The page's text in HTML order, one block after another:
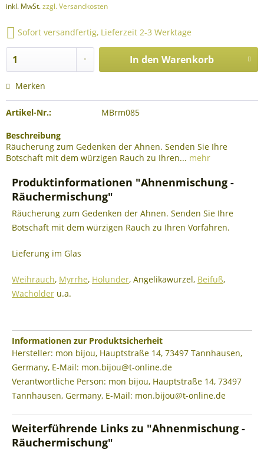
inkl. MwSt.zzgl. Versandkosten
Sofort versandfertig, Lieferzeit 2-3 Werktage
In den Warenkorb
Merken
Artikel-Nr.: MBrm085
Beschreibung
Räucherung zum Gedenken der Ahnen. Senden Sie Ihre
Botschaft mit dem würzigen Rauch zu Ihren... mehr
Produktinformationen "Ahnenmischung -
Räuchermischung"
Räucherung zum Gedenken der Ahnen. Senden Sie Ihre
Botschaft mit dem würzigen Rauch zu Ihren Vorfahren.
Lieferung im Glas
Weihrauch, Myrrhe, Holunder, Angelikawurzel, Beifuß,
Wacholder u.a.
Informationen zur Produktsicherheit
Hersteller: mon bijou, Hauptstraße 14, 73497 Tannhausen,
Germany, E-Mail: mon.bijou@t-online.de
Verantwortliche Person: mon bijou, Hauptstraße 14, 73497
Tannhausen, Germany, E-Mail: mon.bijou@t-online.de
Weiterführende Links zu "Ahnenmischung -
Räuchermischung"